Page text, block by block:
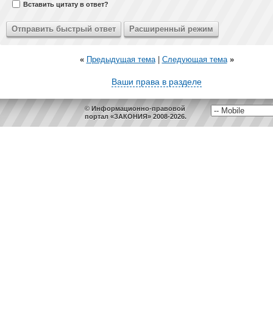
Вставить цитату в ответ?
« Предыдущая тема| Следующая тема »
Ваши права в разделе
© Информационно-правовой
портал «ЗАКОНИЯ» 2008-2026.